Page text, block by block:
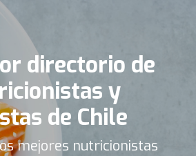
directorio de
y
de Chile
mejores nutricionistas